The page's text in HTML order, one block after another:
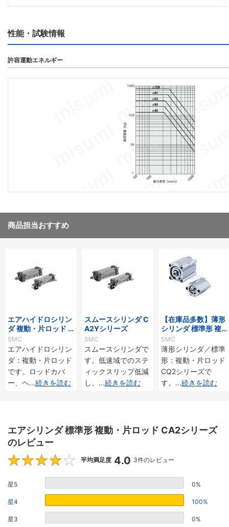
性能・試験情報
許容運動エネルギー
商品担当おすすめ
エアハイドロシリン
ダ 複動・片ロッド C
A2□Hシリーズ
SMC
エアハイドロシリン
ダ：複動・片ロッド
です。ロッドカバ
ー、ヘ...続きを読む
スムースシリンダ C
A2Yシリーズ
SMC
スムースシリンダで
す。低速域でのステ
ィックスリップ低減
し、 ...続きを読む
【在庫品多数】薄形
シリンダ 標準形 複
動・片ロッド CQ2
シリーズ
SMC
薄形シリンダ／標準
形：複動・片ロッド
CQ2シリーズで
す。 ...続きを読む
エアシリンダ 標準形 複動・片ロッド CA2シリーズ
のレビュー
4
平均満足度 4.0 3件のレビュー
星5 0%
星4 100%
星3 0%